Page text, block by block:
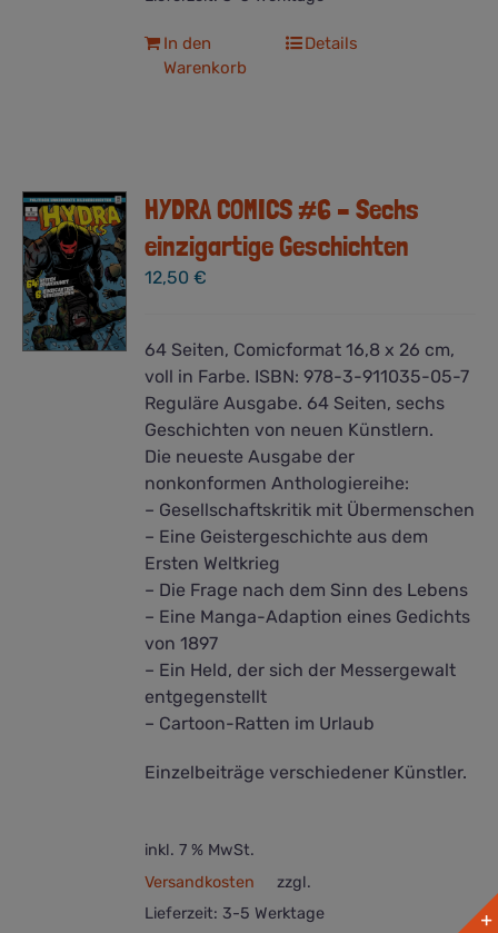
In den
Warenkorb
Details
HYDRA COMICS #6 – Sechs
einzigartige Geschichten
12,50€
64 Seiten, Comicformat 16,8 x 26 cm,
voll in Farbe. ISBN: 978-3-911035-05-7
Reguläre Ausgabe. 64 Seiten, sechs
Geschichten von neuen Künstlern.
Die neueste Ausgabe der
nonkonformen Anthologiereihe:
– Gesellschaftskritik mit Übermenschen
– Eine Geistergeschichte aus dem
Ersten Weltkrieg
– Die Frage nach dem Sinn des Lebens
– Eine Manga-Adaption eines Gedichts
von 1897
– Ein Held, der sich der Messergewalt
entgegenstellt
– Cartoon-Ratten im Urlaub
Einzelbeiträge verschiedener Künstler.
inkl. 7 % MwSt.
zzgl.
Versandkosten
Lieferzeit: 3-5 Werktage